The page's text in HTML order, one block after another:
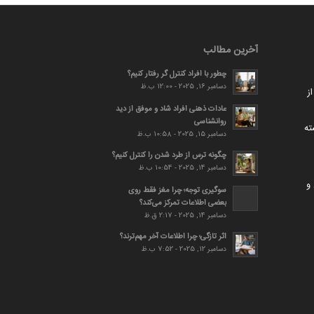
و
آخرین مطالب
چطور با افراد کنترل گر رفتار کنیم؟
دسامبر 16, 2025 - 12:00 ب.ظ
عادات ذهنی افراد شاد و موفق از دید
روانشناسی
دسامبر 15, 2025 - 10:58 ب.ظ
چگونه ترس از طرد شدن را کنترل کنیم؟
دسامبر 14, 2025 - 10:54 ب.ظ
سوگیری توجه؛ چرا مغز فقط روی
بعضی اطلاعات تمرکز می‌کند؟
دسامبر 14, 2025 - 2:17 ق.ظ
اثر تازگی؛ چرا اطلاعات آخر مهم‌ترند؟
دسامبر 12, 2025 - 7:52 ب.ظ